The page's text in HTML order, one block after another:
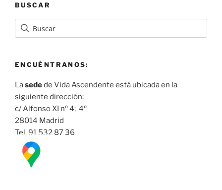
BUSCAR
ENCUÉNTRANOS:
Lasedede Vida Ascendente está ubicada en la
siguiente dirección:
c/ Alfonso XI nº 4; 4º
28014 Madrid
Tel. 91 532 87 36